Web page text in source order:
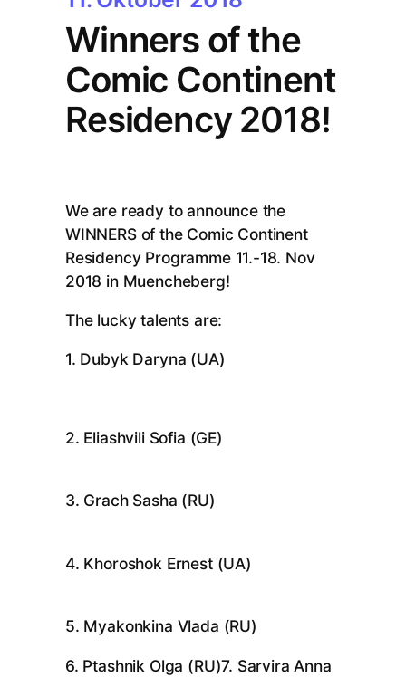
Winners of the
Comic Continent
Residency 2018!
We are ready to announce the
WINNERS of the Comic Continent
Residency Programme 11.-18. Nov
2018 in Muencheberg!
The lucky talents are:
1. Dubyk Daryna (UA)
2. Eliashvili Sofia (GE)
3. Grach Sasha (RU)
4. Khoroshok Ernest (UA)
5. Myakonkina Vlada (RU)
6. Ptashnik Olga (RU)7. Sarvira Anna